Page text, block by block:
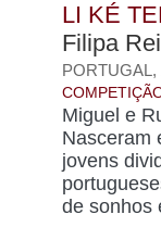
LI KÉ
Filipa
PORTUGAL,
Miguel e
Nasceram
jovens
de sonhos